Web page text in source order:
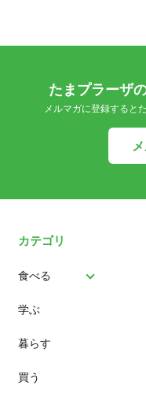
たまプラーザ
メルマガに登録すると
カテゴリ
食べる
パン
スイーツ
ランチ
学ぶ
暮らす
買う